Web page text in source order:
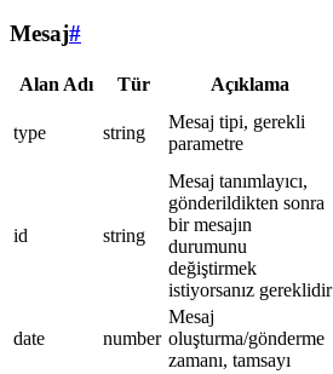
Mesaj#
Alan Adı Tür Açıklama
type string
Mesaj tipi, gerekli
parametre
id string
Mesaj tanımlayıcı,
gönderildikten sonra
bir mesajın
durumunu
değiştirmek
istiyorsanız gereklidir
date number
Mesaj
oluşturma/gönderme
zamanı, tamsayı